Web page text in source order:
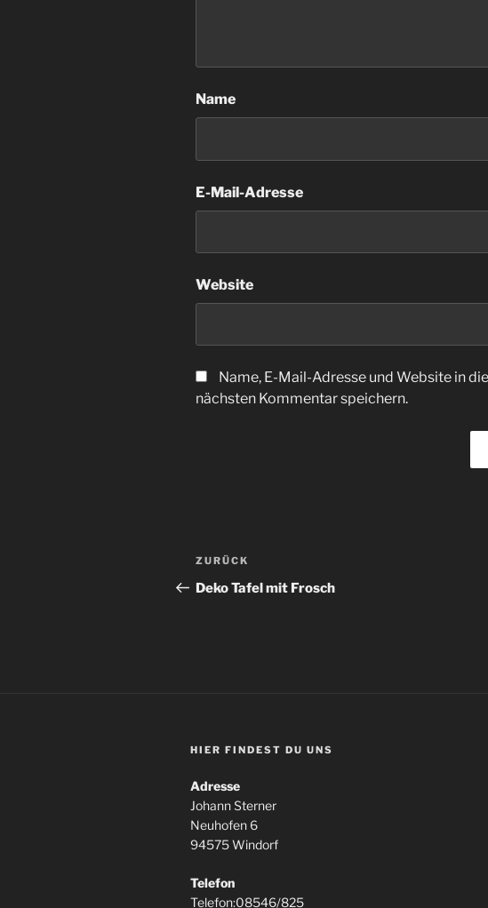
Name
E-Mail-Adresse
Website
Name, E-Mail-Adresse und Website in
nächsten Kommentar speichern.
Beitragsnavigation
Vorheriger
Beitrag
ZURÜCK
Deko Tafel mit Frosch
HIER FINDEST DU UNS
Adresse
Johann Sterner
Neuhofen 6
94575 Windorf
Telefon
Telefon:08546/825